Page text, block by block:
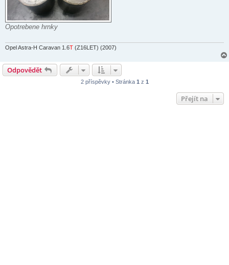
Opotrebene hrnky
Opel Astra-H Caravan 1.6T (Z16LET) (2007)
Odpovědět
2 příspěvky • Stránka 1 z 1
Přejít na